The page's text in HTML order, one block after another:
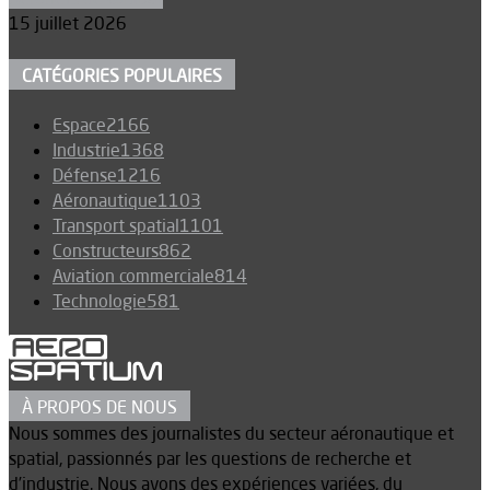
15 juillet 2026
CATÉGORIES POPULAIRES
Espace2166
Industrie1368
Défense1216
Aéronautique1103
Transport spatial1101
Constructeurs862
Aviation commerciale814
Technologie581
À PROPOS DE NOUS
Nous sommes des journalistes du secteur aéronautique et
spatial, passionnés par les questions de recherche et
d’industrie. Nous avons des expériences variées, du